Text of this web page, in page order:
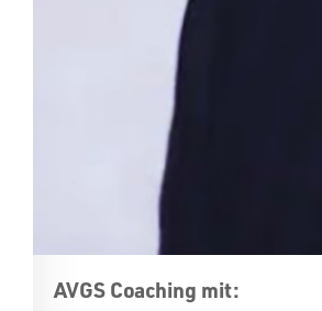
AVGS Coaching mit: